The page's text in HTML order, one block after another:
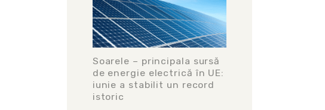
Soarele – principala sursă
de energie electrică în UE:
iunie a stabilit un record
istoric